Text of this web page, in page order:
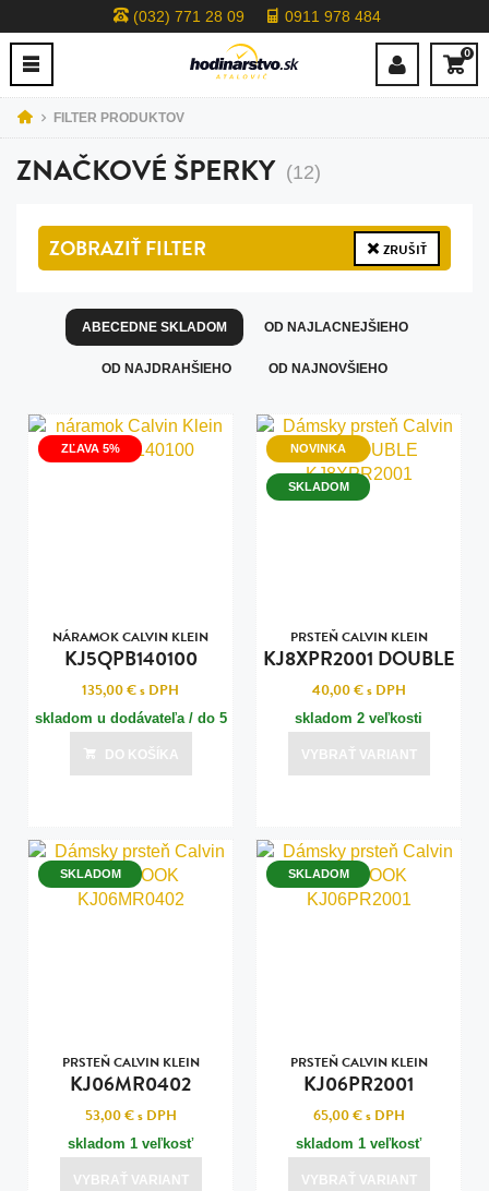
(032) 771 28 09 0911 978 484
0
FILTER PRODUKTOV
ZNAČKOVÉ ŠPERKY (12)
ZOBRAZIŤFILTER ZRUŠIŤ
ABECEDNE SKLADOM OD NAJLACNEJŠIEHO
OD NAJDRAHŠIEHO OD NAJNOVŠIEHO
ZĽAVA 5%
NÁRAMOK CALVIN KLEIN
KJ5QPB140100
135,00 €s DPH
skladom u dodávateľa / do 5
dní
Posledná aktualizácia dnes o 10:00
DO KOŠÍKA
NOVINKA
SKLADOM
PRSTEŇ CALVIN KLEIN
KJ8XPR2001 DOUBLE
40,00 €s DPH
skladom 2 veľkosti
VYBRAŤ VARIANT
SKLADOM
PRSTEŇ CALVIN KLEIN
KJ06MR0402
53,00 €s DPH
skladom 1 veľkosť
VYBRAŤ VARIANT
SKLADOM
PRSTEŇ CALVIN KLEIN
KJ06PR2001
65,00 €s DPH
skladom 1 veľkosť
VYBRAŤ VARIANT